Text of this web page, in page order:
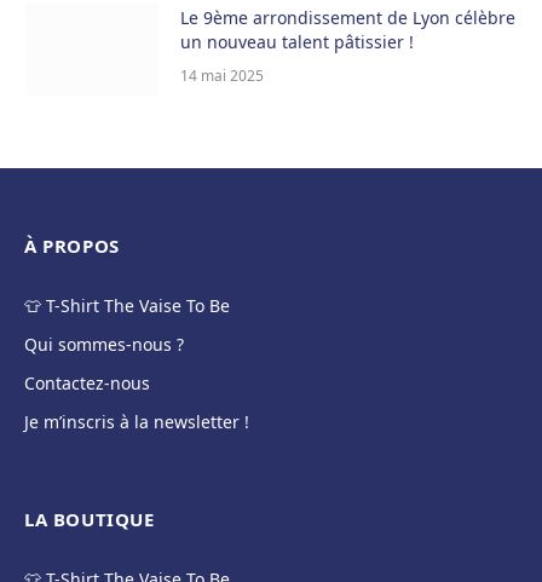
Le 9ème arrondissement de Lyon célèbre
un nouveau talent pâtissier !
14 mai 2025
À PROPOS
👕 T-Shirt The Vaise To Be
Qui sommes-nous ?
Contactez-nous
Je m’inscris à la newsletter !
LA BOUTIQUE